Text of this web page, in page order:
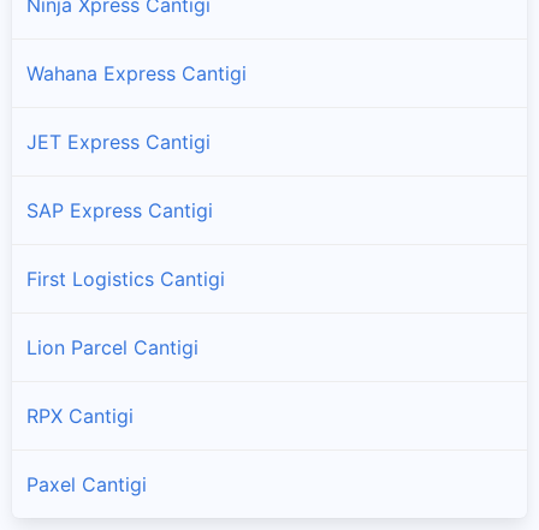
Wahana Express Cantigi
JET Express Cantigi
SAP Express Cantigi
First Logistics Cantigi
Lion Parcel Cantigi
RPX Cantigi
Paxel Cantigi